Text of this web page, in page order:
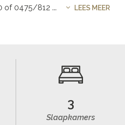
of 0475/812 ... LEES MEER
3
Slaapkamers